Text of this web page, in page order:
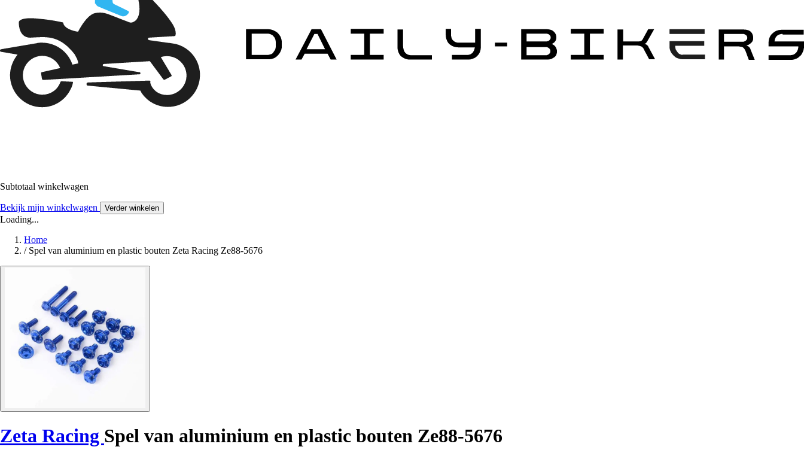
Subtotaal winkelwagen
Bekijk mijn winkelwagen Verder winkelen
Loading...
Home
/ Spel van aluminium en plastic bouten Zeta Racing Ze88-5676
Zeta Racing Spel van aluminium en plastic bouten Ze88-5676